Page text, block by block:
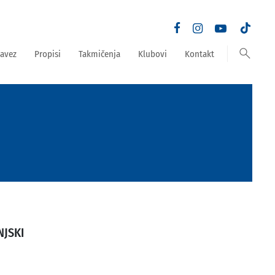
Propisi Takmičenja Klubovi Kontakt search